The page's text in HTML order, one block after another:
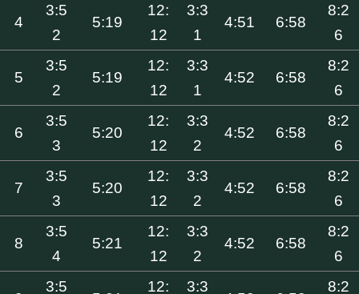
4
3:5
2
5:19
12:
12
3:3
1
4:51 6:58
8:2
6
5
3:5
2
5:19
12:
12
3:3
1
4:52 6:58
8:2
6
6
3:5
3
5:20
12:
12
3:3
2
4:52 6:58
8:2
6
7
3:5
3
5:20
12:
12
3:3
2
4:52 6:58
8:2
6
8
3:5
4
5:21
12:
12
3:3
2
4:52 6:58
8:2
6
3:5 12: 3:3 8:2